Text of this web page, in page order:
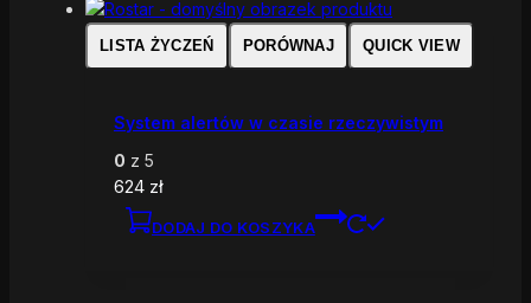
LISTA ŻYCZEŃ PORÓWNAJ QUICK VIEW
System alertów w czasie rzeczywistym
0 z 5
624 zł
DODAJ DO KOSZYKA